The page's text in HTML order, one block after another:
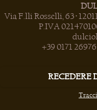
Via F.lli Rosselli, 63 •
P.IVA
+39 0171
RECEDERE